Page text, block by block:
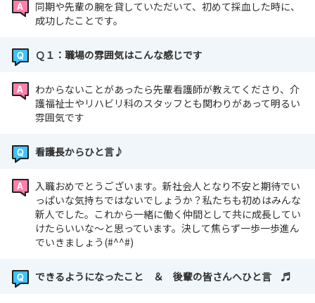
同期や先輩の腕を貸していただいて、初めて採血した時に、
成功したことです。
Ｑ１：職場の雰囲気はこんな感じです
わからないことがあったら先輩看護師が教えてくださり、介
護福祉士やリハビリ科のスタッフとも関わりがあって明るい
雰囲気です
看護長からひと言♪
入職おめでとうございます。新社会人となり不安と期待でい
っぱいな気持ちではないでしょうか？私たちも初めはみんな
新人でした。これから一緒に働く仲間として共に成長してい
けたらいいな～と思っています。決して焦らず一歩一歩進ん
でいきましょう(#^^#)
できるようになったこと ＆ 後輩の皆さんへひと言 ♬